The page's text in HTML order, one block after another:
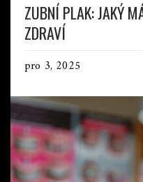
ZUBNÍ PLAK: JAKÝ
ZDRAVÍ
pro 3, 2025